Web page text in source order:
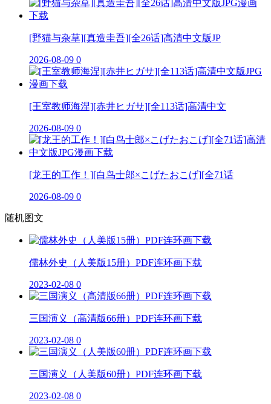
[野猫与杂草][真造圭吾][全26话]高清中文版JP
2026-08-09 0
[王室教师海涅][赤井ヒガサ][全113话]高清中文
2026-08-09 0
[龙王的工作！][白鸟士郎×こげたおこげ][全71话
2026-08-09 0
随机图文
儒林外史（人美版15册）PDF连环画下载
2023-02-08 0
三国演义（高清版66册）PDF连环画下载
2023-02-08 0
三国演义（人美版60册）PDF连环画下载
2023-02-08 0